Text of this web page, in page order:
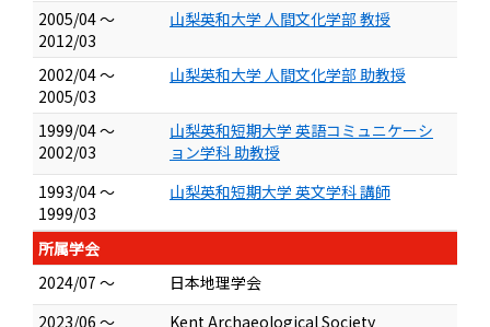
2005/04 ～
2012/03
山梨英和大学 人間文化学部 教授
2002/04 ～
2005/03
山梨英和大学 人間文化学部 助教授
1999/04 ～
2002/03
山梨英和短期大学 英語コミュニケーシ
ョン学科 助教授
1993/04 ～
1999/03
山梨英和短期大学 英文学科 講師
所属学会
2024/07 ～
日本地理学会
2023/06 ～
Kent Archaeological Society